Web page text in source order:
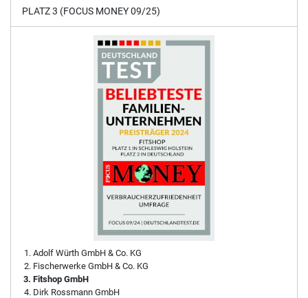
PLATZ 3 (FOCUS MONEY 09/25)
Adolf Würth GmbH & Co. KG
Fischerwerke GmbH & Co. KG
Fitshop GmbH
Dirk Rossmann GmbH